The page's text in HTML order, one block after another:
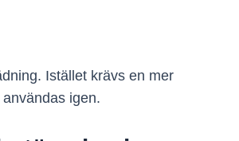
Istället krävs en mer
igen.